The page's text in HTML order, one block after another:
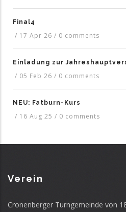
Final4
/ 17 Apr 26 / 0 comments
Einladung zur
/ 05 Feb 26 / 0 comments
NEU: Fatburn-Kurs
/ 16 Aug 25 / 0 comments
Verein
Cronenberger Turngemeinde von